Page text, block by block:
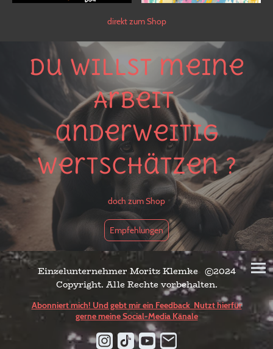
direkt zum Shop
Du willst meine
Arbeit
anderweitig
wertschätzen ?
doch zum Shop
Empfehlungen
Einzelunternehmer Moritz Klemke ©2024
Copyright. Alle Rechte vorbehalten.
Abonniert mich! Und gebt mir ein Feedback Nutzt hierfür
gerne meine Social-Media Känale